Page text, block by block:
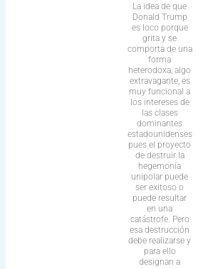
La idea de que
Donald Trump
es loco porque
grita y se
comporta de una
forma
heterodoxa, algo
extravagante, es
muy funcional a
los intereses de
las clases
dominantes
estadounidenses
pues el proyecto
de destruir la
hegemonía
unipolar puede
ser exitoso o
puede resultar
en una
catástrofe. Pero
esa destrucción
debe realizarse y
para ello
designan a